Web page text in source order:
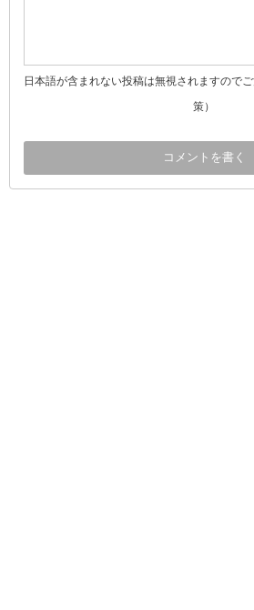
日本語が含まれない投稿は無視されますので
策）